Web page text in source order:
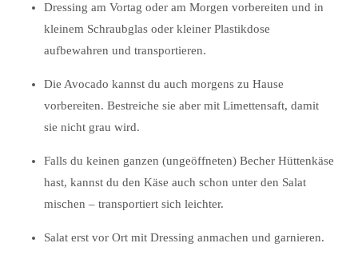
Dressing am Vortag oder am Morgen vorbereiten und in
kleinem Schraubglas oder kleiner Plastikdose
aufbewahren und transportieren.
Die Avocado kannst du auch morgens zu Hause
vorbereiten. Bestreiche sie aber mit Limettensaft, damit
sie nicht grau wird.
Falls du keinen ganzen (ungeöffneten) Becher Hüttenkäse
hast, kannst du den Käse auch schon unter den Salat
mischen – transportiert sich leichter.
Salat erst vor Ort mit Dressing anmachen und garnieren.